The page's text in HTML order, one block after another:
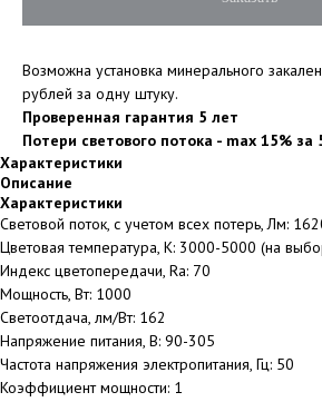
Возможна установка минерального
рублей за одну штуку.
Проверенная гарантия 5 лет
Потери светового потока - max 15% за
Характеристики
Описание
Характеристики
Световой поток, с учетом всех потерь, Лм:
Цветовая температура, К: 3000-5000 (на
Индекс цветопередачи, Ra: 70
Мощность, Вт: 1000
Светоотдача, лм/Вт: 162
Напряжение питания, В: 90-305
Частота напряжения электропитания, Гц: 50
Коэффициент мощности: 1